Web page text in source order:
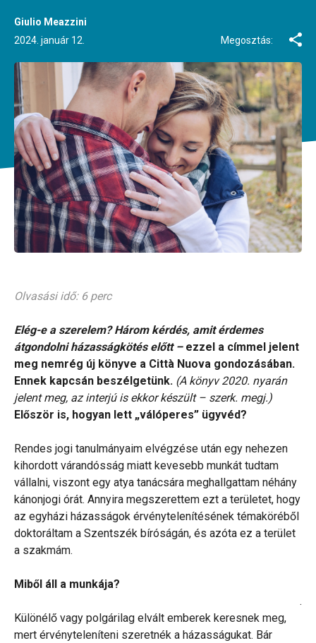
Giulio Meazzini
2024. január 12.
Megosztás:
Olvasási idő: 6 perc
Elég-e a szerelem? Három kérdés, amit érdemes
átgondolni házasságkötés előtt – ezzel a címmel jelent
meg nemrég új könyve a Città Nuova gondozásában.
Ennek kapcsán beszélgetünk. (A könyv 2020. nyarán
jelent meg, az interjú is ekkor készült – szerk. megj.)
Először is, hogyan lett „válóperes” ügyvéd?
Rendes jogi tanulmányaim elvégzése után egy nehezen
kihordott várandósság miatt kevesebb munkát tudtam
vállalni, viszont egy atya tanácsára meghallgattam néhány
kánonjogi órát. Annyira megszerettem ezt a területet, hogy
az egyházi házasságok érvénytelenítésének témaköréből
doktoráltam a Szentszék bíróságán, és azóta ez a terület
a szakmám.
Miből áll a munkája?
.
Különélő vagy polgárilag elvált emberek keresnek meg,
mert érvényteleníteni szeretnék a házasságukat. Bár